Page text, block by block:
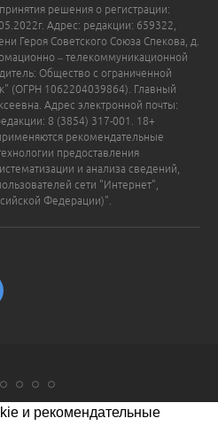
решения о регистрации:
Адрес: редакции: 659322,
Героя Советского Союза Спекова, д.
– телекоммуникационной
Общество с ограниченной
(ОГРН 1062204039864). Главный
Адрес электронной почты:
8 (3854) 317-001. 18+
рекомендательные
предоставления
и анализа сведений,
сети "Интернет",
Федерации)".
и рекомендательные